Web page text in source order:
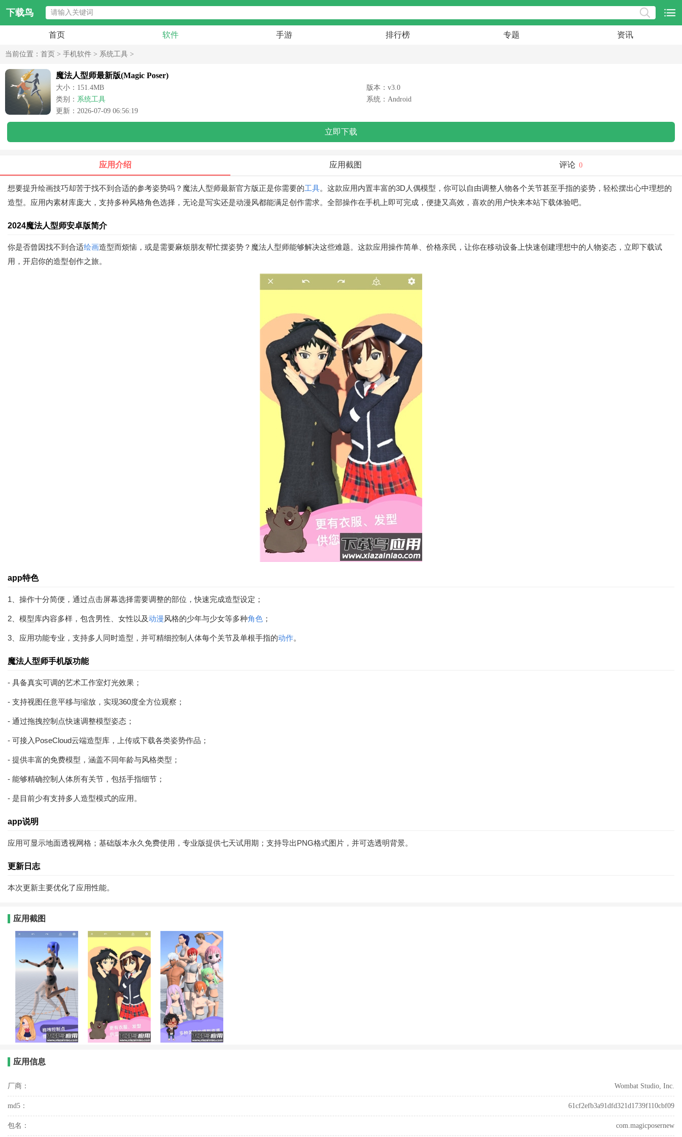
下载鸟
首页 软件 手游 排行榜 专题 资讯
当前位置： 首页 > 手机软件 > 系统工具 >
魔法人型师最新版(Magic Poser)
大小：151.4MB
版本：v3.0
类别： 系统工具
系统：Android
更新：2026-07-09 06:56:19
立即下载
应用介绍 应用截图 评论 0
想要提升绘画技巧却苦于找不到合适的参考姿势吗？魔法人型师最新官方版正是你需要的工具。这款应用内置丰富的3D人偶模型，你可以自由调整人物各个关节甚至手指的姿势，轻松摆出心中理想的
造型。应用内素材库庞大，支持多种风格角色选择，无论是写实还是动漫风都能满足创作需求。全部操作在手机上即可完成，便捷又高效，喜欢的用户快来本站下载体验吧。
2024魔法人型师安卓版简介
你是否曾因找不到合适绘画造型而烦恼，或是需要麻烦朋友帮忙摆姿势？魔法人型师能够解决这些难题。这款应用操作简单、价格亲民，让你在移动设备上快速创建理想中的人物姿态，立即下载试
用，开启你的造型创作之旅。
app特色
1、操作十分简便，通过点击屏幕选择需要调整的部位，快速完成造型设定；
2、模型库内容多样，包含男性、女性以及动漫风格的少年与少女等多种角色 ；
3、应用功能专业，支持多人同时造型，并可精细控制人体每个关节及单根手指的动作。
魔法人型师手机版功能
- 具备真实可调的艺术工作室灯光效果；
- 支持视图任意平移与缩放，实现360度全方位观察；
- 通过拖拽控制点快速调整模型姿态；
- 可接入PoseCloud云端造型库，上传或下载各类姿势作品；
- 提供丰富的免费模型，涵盖不同年龄与风格类型；
- 能够精确控制人体所有关节，包括手指细节；
- 是目前少有支持多人造型模式的应用。
app说明
应用可显示地面透视网格；基础版本永久免费使用，专业版提供七天试用期；支持导出PNG格式图片，并可选透明背景。
更新日志
本次更新主要优化了应用性能。
应用截图
应用信息
厂商： Wombat Studio, Inc.
md5： 61cf2efb3a91dfd321d1739f110cbf09
包名： com.magicposernew